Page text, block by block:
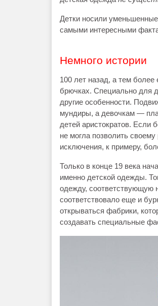
Детки носили
самыми интересными
Немного истории
100 лет назад, а тем
брючках. Специально для
другие особенности.
мундиры, а девочкам —
детей аристократов. Если
не могла позволить
исключения, к примеру,
Только в конце 19 века
именно детской одежды.
одежду, соответствующую
соответствовало еще и
открываться фабрики,
создавать специальные